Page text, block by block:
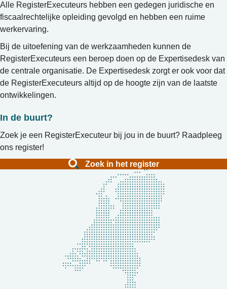
Alle RegisterExecuteurs hebben een gedegen juridische en
fiscaalrechtelijke opleiding gevolgd en hebben een ruime
werkervaring.
Bij de uitoefening van de werkzaamheden kunnen de
RegisterExecuteurs een beroep doen op de Expertisedesk van
de centrale organisatie. De Expertisedesk zorgt er ook voor dat
de RegisterExecuteurs altijd op de hoogte zijn van de laatste
ontwikkelingen.
In de buurt?
Zoek je een RegisterExecuteur bij jou in de buurt? Raadpleeg
ons register!
Zoek in het register